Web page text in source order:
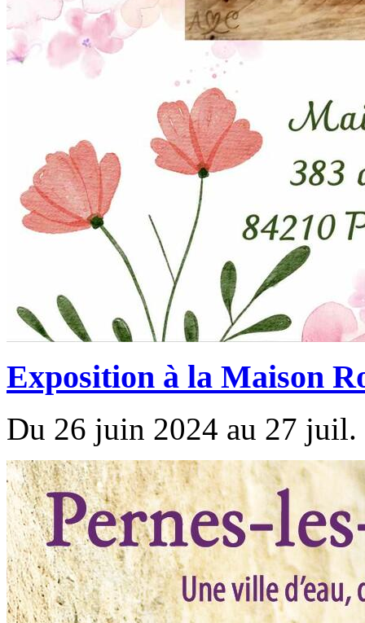
Exposition à la Maison
Du 26 juin 2024 au 27 juil.